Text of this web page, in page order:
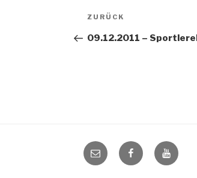
Vorheriger
ZURÜCK
09.12.2011 –
E-
Mail
Facebookyoutube